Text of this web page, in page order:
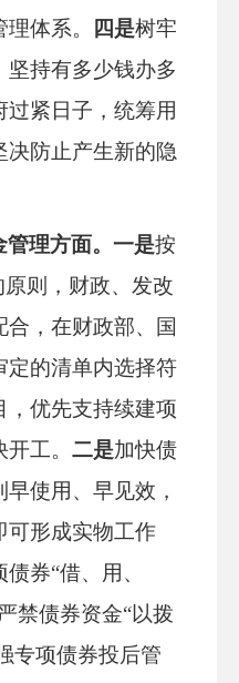
体系。
四是树牢
坚持有多少钱办多
过紧日子， 统筹用
决防止产生新的隐
管理方面。一是按
原则，财政、发改
合，在财政部、国
定的清单内选择符
，优先支持续建项
工。 二是加快债
使用、早见效，
可形成实物工作
债券“借、用、
禁债券资金“以拨
专项债券投后管